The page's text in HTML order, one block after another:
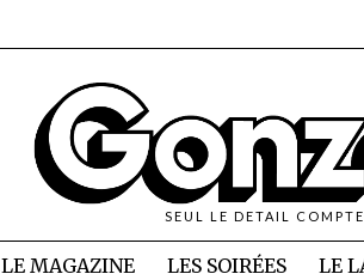
SEUL LE DETAIL COMPTE
LE MAGAZINE LES SOIRÉES LE